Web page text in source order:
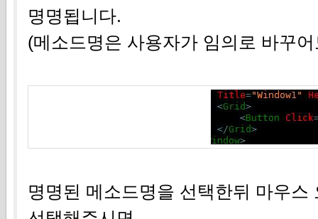
명명됩니다.
(메소드명은 사용자가 임의로 바꾸
명명된 메소드명을 선택한뒤 마우